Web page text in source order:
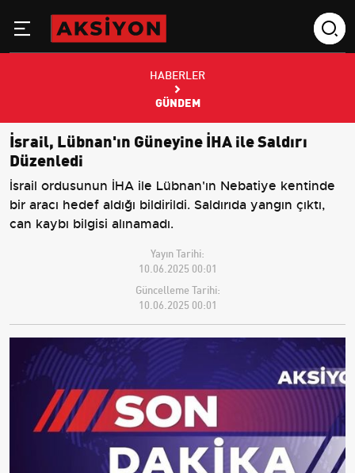
HABERLER
GÜNDEM
İsrail, Lübnan'ın Güneyine İHA ile Saldırı
Düzenledi
İsrail ordusunun İHA ile Lübnan'ın Nebatiye kentinde
bir aracı hedef aldığı bildirildi. Saldırıda yangın çıktı,
can kaybı bilgisi alınamadı.
Yayın Tarihi:
10.06.2025 00:01
Güncelleme Tarihi:
10.06.2025 00:01